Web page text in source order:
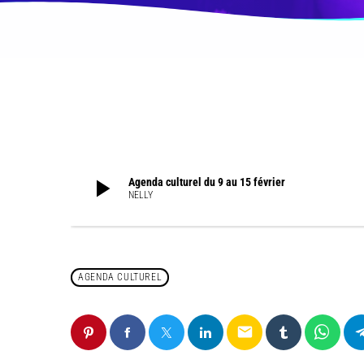
play_arrow Agenda culturel du 9 au 15 février
NELLY
AGENDA CULTUREL
email